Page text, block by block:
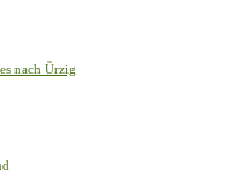
nach Ürzig